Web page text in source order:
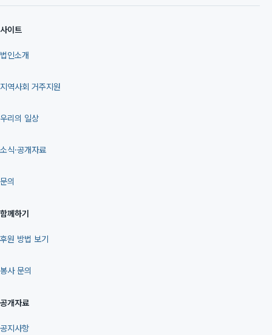
사이트
법인소개
지역사회 거주지원
우리의 일상
소식·공개자료
문의
함께하기
후원 방법 보기
봉사 문의
공개자료
공지사항